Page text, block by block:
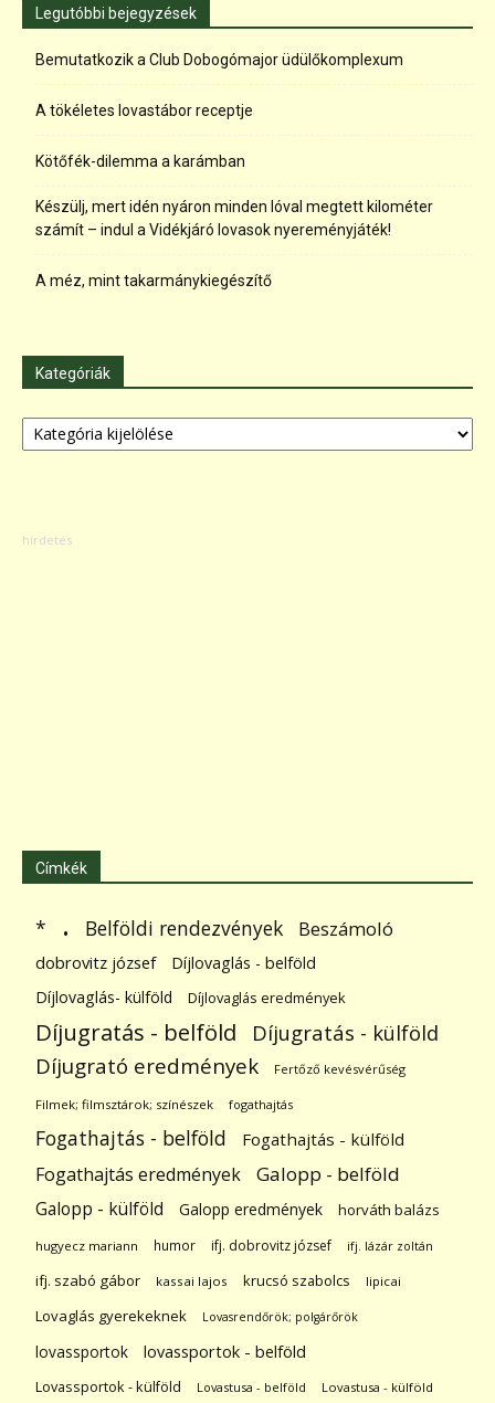
Legutóbbi bejegyzések
Bemutatkozik a Club Dobogómajor üdülőkomplexum
A tökéletes lovastábor receptje
Kötőfék-dilemma a karámban
Készülj, mert idén nyáron minden lóval megtett kilométer
számít – indul a Vidékjáró lovasok nyereményjáték!
A méz, mint takarmánykiegészítő
Kategóriák
Kategóriák
Címkék
* . Belföldi rendezvények Beszámoló
dobrovitz józsef
Díjlovaglás - belföld
Díjlovaglás- külföld
Díjlovaglás eredmények
Díjugratás - belföld Díjugratás - külföld
Díjugrató eredmények Fertőző kevésvérűség
Filmek; filmsztárok; színészek fogathajtás
Fogathajtás - belföld Fogathajtás - külföld
Fogathajtás eredmények Galopp - belföld
Galopp - külföld Galopp eredmények horváth balázs
hugyecz mariann humor ifj. dobrovitz józsef ifj. lázár zoltán
ifj. szabó gábor kassai lajos krucsó szabolcs lipicai
Lovaglás gyerekeknek Lovasrendőrök; polgárőrök
lovassportok lovassportok - belföld
Lovassportok - külföld Lovastusa - belföld Lovastusa - külföld